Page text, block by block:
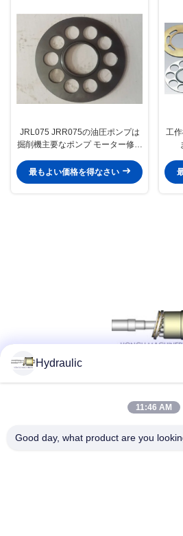
JRL075 JRR075の油圧ポンプは
掘削機主要なポンプ モーター修理
最もよい価格を得なさい
工
Hydraulic
11:46 AM
Good day, what product are you